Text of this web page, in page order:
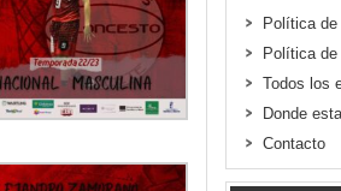
Política
Política
Todos los
Donde
Contacto